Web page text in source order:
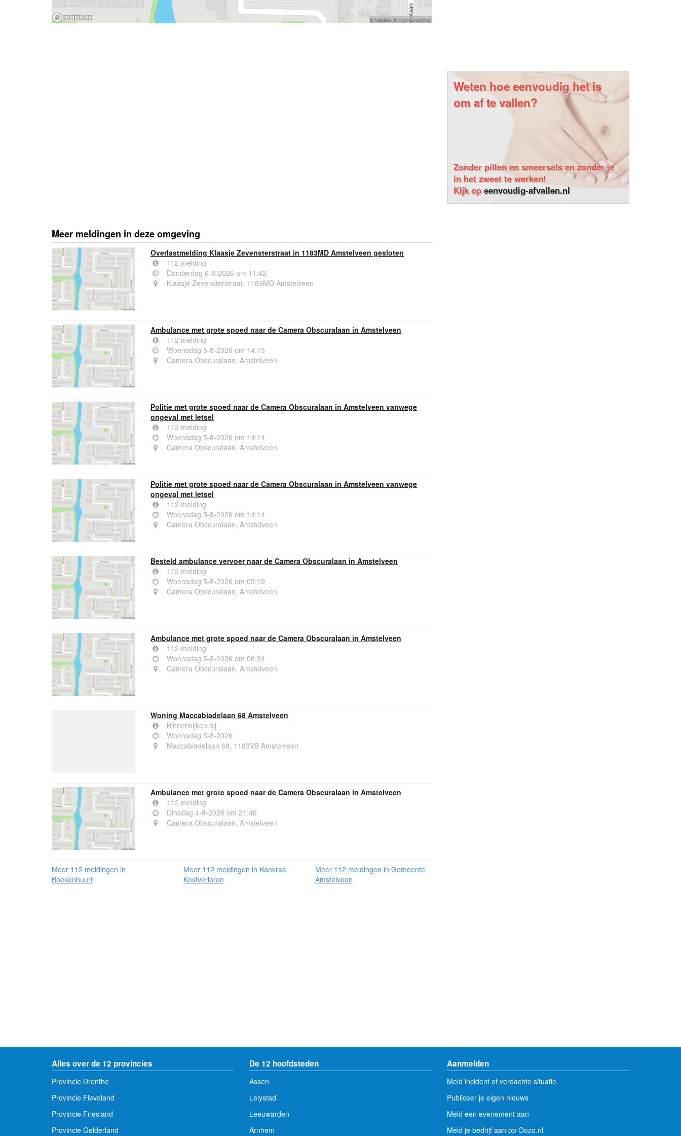
Meer meldingen in deze omgeving
Overlastmelding Klaasje Zevensterstraat in 1183MD Amstelveen gesloten
112 melding
Donderdag 6-8-2026 om 11:42
Klaasje Zevensterstraat, 1183MD Amstelveen
Ambulance met grote spoed naar de Camera Obscuralaan in Amstelveen
112 melding
Woensdag 5-8-2026 om 14:15
Camera Obscuralaan, Amstelveen
Politie met grote spoed naar de Camera Obscuralaan in Amstelveen vanwege
ongeval met letsel
112 melding
Woensdag 5-8-2026 om 14:14
Camera Obscuralaan, Amstelveen
Politie met grote spoed naar de Camera Obscuralaan in Amstelveen vanwege
ongeval met letsel
112 melding
Woensdag 5-8-2026 om 14:14
Camera Obscuralaan, Amstelveen
Besteld ambulance vervoer naar de Camera Obscuralaan in Amstelveen
112 melding
Woensdag 5-8-2026 om 09:19
Camera Obscuralaan, Amstelveen
Ambulance met grote spoed naar de Camera Obscuralaan in Amstelveen
112 melding
Woensdag 5-8-2026 om 06:34
Camera Obscuralaan, Amstelveen
Woning Maccabiadelaan 68 Amstelveen
Binnenkijken bij
Woensdag 5-8-2026
Maccabiadelaan 68, 1183VB Amstelveen
Ambulance met grote spoed naar de Camera Obscuralaan in Amstelveen
112 melding
Dinsdag 4-8-2026 om 21:46
Camera Obscuralaan, Amstelveen
Meer 112 meldingen in
Boekenbuurt
Meer 112 meldingen in Bankras,
Kostverloren
Meer 112 meldingen in Gemeente
Amstelveen
Weten hoe eenvoudig het is
om af te vallen?
Zonder pillen en smeersels en zonder je
in het zweet te werken!
Kijk opeenvoudig-afvallen.nl
Alles over de 12 provincies
Provincie Drenthe
Provincie Flevoland
Provincie Friesland
Provincie Gelderland
De 12 hoofdsteden
Assen
Lelystad
Leeuwarden
Arnhem
Aanmelden
Meld incident of verdachte situatie
Publiceer je eigen nieuws
Meld een evenement aan
Meld je bedrijf aan op Oozo.nl